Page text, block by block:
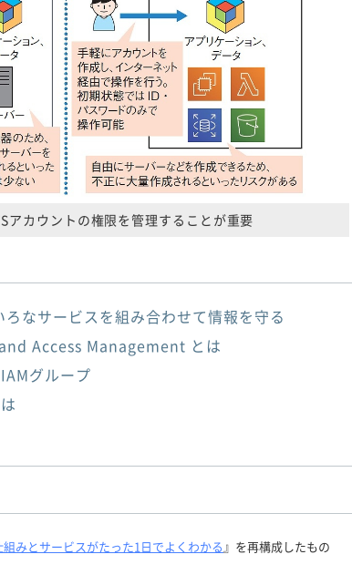
アカウントの権限を管理することが重要
ろなサービスを組み合わせて情報を守る
Access Management とは
グループ
みとサービスがたった1日でよくわかる 』を再構成したもの